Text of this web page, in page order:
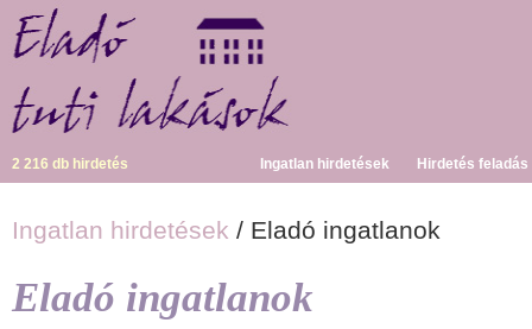
2 216 db hirdetés Ingatlan hirdetések Hirdetés feladás
Ingatlan hirdetések / Eladó ingatlanok
Eladó ingatlanok